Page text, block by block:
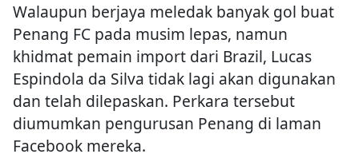
Walaupun berjaya meledak banyak gol buat
Penang FC pada musim lepas, namun
khidmat pemain import dari Brazil, Lucas
Espindola da Silva tidak lagi akan digunakan
dan telah dilepaskan. Perkara tersebut
diumumkan pengurusan Penang di laman
Facebook mereka.